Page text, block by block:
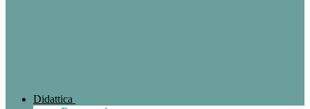
Didattica